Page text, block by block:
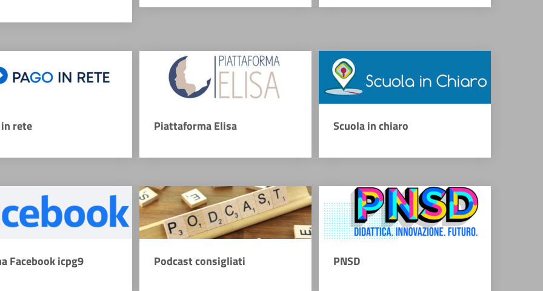
rete Piattaforma Elisa Scuola in chiaro
Facebook icpg9 Podcast consigliati PNSD